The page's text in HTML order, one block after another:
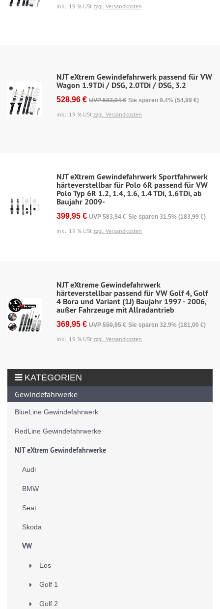
inkl. 19 % USt zzgl. Versandkosten
NJT eXtrem Gewindefahrwerk passend für VW
Wagon 1.9TDi / DSG, 2.0TDi / DSG, 3.2
528,96 € UVP 583,94 € Sie sparen 9.4% (54,99 €)
inkl. 19 % USt zzgl. Versandkosten
NJT eXtrem Gewindefahrwerk Sportfahrwerk
härteverstellbar für Polo 6R passend für VW
Polo Typ 6R 1.2, 1.4, 1.6, 1.4 TDi, 1.6TDi, ab
Baujahr 2009-
399,95 € UVP 583,94 € Sie sparen 31.5% (183,99 €)
inkl. 19 % USt zzgl. Versandkosten
NJT eXtreme Gewindefahrwerk
härteverstellbar passend für VW Golf 4, Golf
4 Bora und Variant (1J) Baujahr 1997 - 2006,
außer Fahrzeuge mit Allradantrieb
369,95 € UVP 550,95 € Sie sparen 32.9% (181,00 €)
inkl. 19 % USt zzgl. Versandkosten
KATEGORIEN
Gewindefahrwerke
BlueLine Gewindefahrwerk
RedLine Gewindefahrwerke
NJT eXtrem Gewindefahrwerke
Audi
BMW
Seat
Skoda
VW
Eos
Golf 1
Golf 2